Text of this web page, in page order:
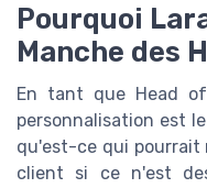
Pourquoi
Manche des
En tant que Head
personnalisation est
qu'est-ce qui pourrait
client si ce n'est